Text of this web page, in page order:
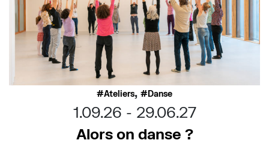
Ateliers, Danse
1.09.26
29.06.27
Alors on danse ?